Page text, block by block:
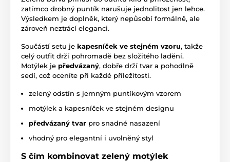
zatímco drobný puntík narušuje jednolitost jen lehce.
Výsledkem je doplněk, který nepůsobí formálně, ale
zároveň neztrácí eleganci.
Součástí setu je kapesníček ve stejném vzoru, takže
celý outfit drží pohromadě bez složitého ladění.
Motýlek je předvázaný, dobře drží tvar a pohodlně
sedí, což oceníte při každé příležitosti.
zelený odstín s jemným puntíkovým vzorem
motýlek a kapesníček ve stejném designu
předvázaný tvar pro snadné nasazení
vhodný pro elegantní i uvolněný styl
S čím kombinovat zelený motýlek